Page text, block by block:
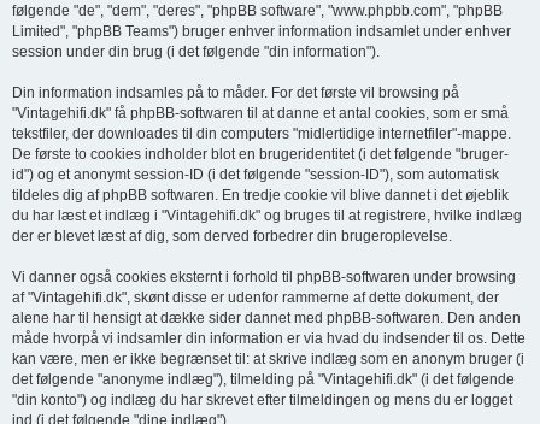
følgende "de", "dem", "deres", "phpBB software", "www.phpbb.com", "phpBB
Limited", "phpBB Teams") bruger enhver information indsamlet under enhver
session under din brug (i det følgende "din information").
Din information indsamles på to måder. For det første vil browsing på
"Vintagehifi.dk" få phpBB-softwaren til at danne et antal cookies, som er små
tekstfiler, der downloades til din computers "midlertidige internetfiler"-mappe.
De første to cookies indholder blot en brugeridentitet (i det følgende "bruger-
id") og et anonymt session-ID (i det følgende "session-ID"), som automatisk
tildeles dig af phpBB softwaren. En tredje cookie vil blive dannet i det øjeblik
du har læst et indlæg i "Vintagehifi.dk" og bruges til at registrere, hvilke indlæg
der er blevet læst af dig, som derved forbedrer din brugeroplevelse.
Vi danner også cookies eksternt i forhold til phpBB-softwaren under browsing
af "Vintagehifi.dk", skønt disse er udenfor rammerne af dette dokument, der
alene har til hensigt at dække sider dannet med phpBB-softwaren. Den anden
måde hvorpå vi indsamler din information er via hvad du indsender til os. Dette
kan være, men er ikke begrænset til: at skrive indlæg som en anonym bruger (i
det følgende "anonyme indlæg"), tilmelding på "Vintagehifi.dk" (i det følgende
"din konto") og indlæg du har skrevet efter tilmeldingen og mens du er logget
ind (i det følgende "dine indlæg").